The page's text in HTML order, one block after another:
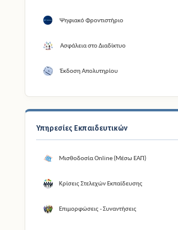
Ψηφιακό Φροντιστήριο
Ασφάλεια στο Διαδίκτυο
Έκδοση Απολυτηρίου
Υπηρεσίες Εκπαιδευτικών
Μισθοδοσία Online (Μέσω ΕΑΠ)
Κρίσεις Στελεχών Εκπαίδευσης
Επιμορφώσεις - Συναντήσεις